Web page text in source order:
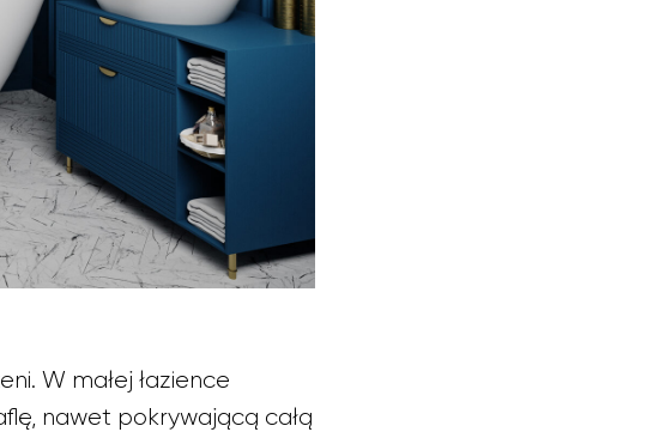
W małej łazience
nawet pokrywającą całą